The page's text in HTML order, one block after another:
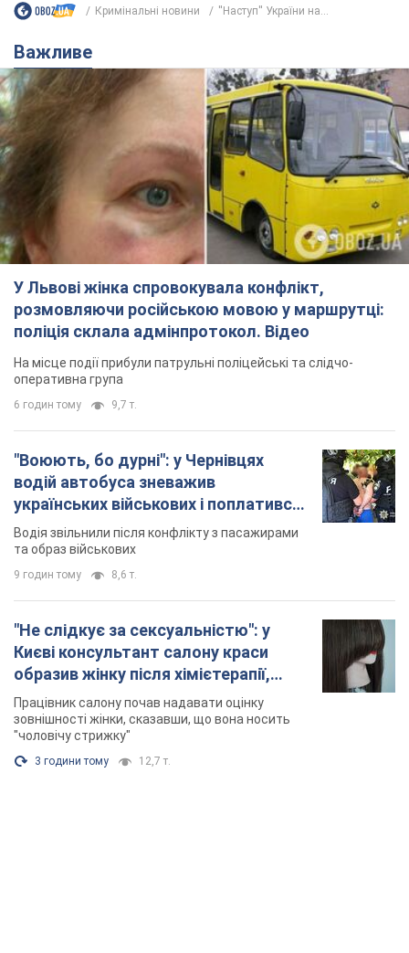
Кримінальні новини ''Наступ'' України на...
Важливе
У Львові жінка спровокувала конфлікт,
розмовляючи російською мовою у маршрутці:
поліція склала адмінпротокол. Відео
На місце події прибули патрульні поліцейські та слідчо-
оперативна група
6 годин тому 9,7 т.
"Воюють, бо дурні": у Чернівцях
водій автобуса зневажив
українських військових і поплатився.
Відео
Водія звільнили після конфлікту з пасажирами
та образ військових
9 годин тому 8,6 т.
"Не слідкує за сексуальністю": у
Києві консультант салону краси
образив жінку після хімієтерапії,
розгорівся скандал. Фото
Працівник салону почав надавати оцінку
зовнішності жінки, сказавши, що вона носить
"чоловічу стрижку"
3 години тому 12,7 т.